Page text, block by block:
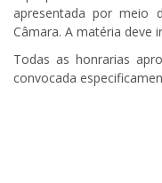
apresentada por meio
Câmara. A matéria deve
Todas as honrarias
convocada